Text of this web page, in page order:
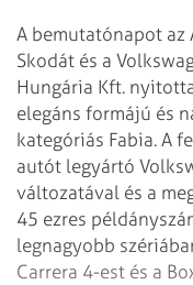
A bemutatónapot az
Skodát és a
Hungária Kft.
elegáns formájú és
kategóriás Fabia. A
autót legyártó
változatával és a
45 ezres
legnagyobb
Carrera 4-est és a